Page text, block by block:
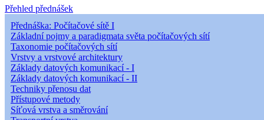
Přehled přednášek
Přednáška: Počítačové sítě I
Základní pojmy a paradigmata světa počítačových sítí
Taxonomie počítačových sítí
Vrstvy a vrstvové architektury
Základy datových komunikací - I
Základy datových komunikací - II
Techniky přenosu dat
Přístupové metody
Síťová vrstva a směrování